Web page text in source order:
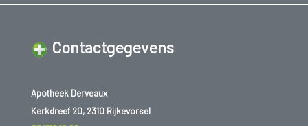
Contactgegevens
Apotheek Derveaux
Kerkdreef 20, 2310 Rijkevorsel